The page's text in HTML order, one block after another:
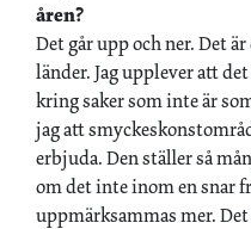
åren?
Det går upp och ner. Det
länder. Jag upplever att
kring saker som inte är
jag att
erbjuda. Den ställer så
om det inte inom en snar
uppmärksammas mer.